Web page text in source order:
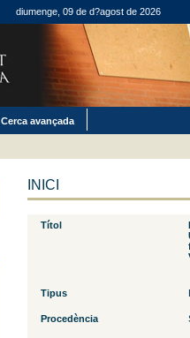
diumenge, 09 de d?agost de 2026
Cerca avançada
INICI
Títol
Tipus
Procedència